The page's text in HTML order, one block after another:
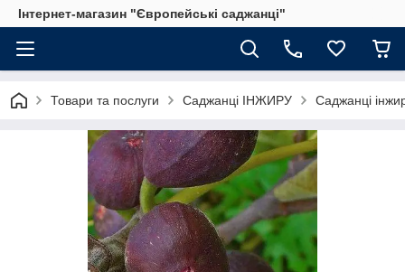
Інтернет-магазин "Європейські саджанці"
Товари та послуги Саджанці ІНЖИРУ Саджанці